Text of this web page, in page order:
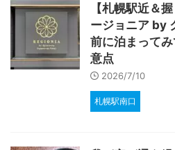
【札幌駅近＆
ージョニア by
前に泊まって
意点
2026/7/10
札幌駅南口